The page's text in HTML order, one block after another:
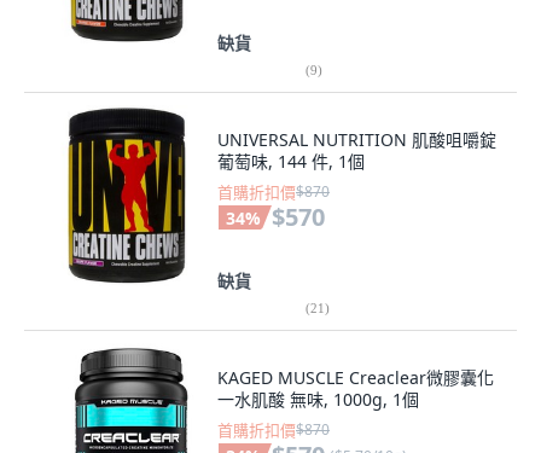
缺貨
(9)
UNIVERSAL NUTRITION 肌酸咀嚼錠
葡萄味, 144 件, 1個
首購折扣價$870
34% $570
缺貨
(21)
KAGED MUSCLE Creaclear微膠囊化
一水肌酸 無味, 1000g, 1個
首購折扣價$870